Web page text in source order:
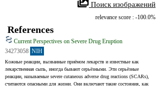
Поиск изображений
relevance score : -100.0%
References
Current Perspectives on Severe Drug Eruption
34273058 NIH
Кожные реакции, вызванные приёмом лекарств и известные как
лекарственная сыпь, иногда бывают серьёзными. Эти серьёзные
реакции, называемые severe cutaneous adverse drug reactions (SCARs),
считаются опасными для жизни. Они включают такие состояния, как